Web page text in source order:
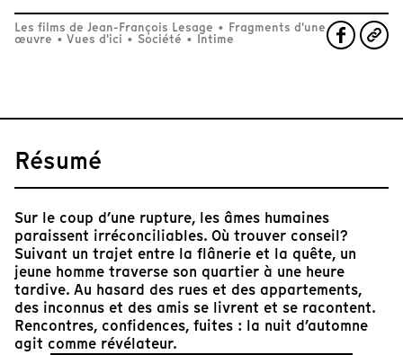
Les films de Jean-François Lesage • Fragments d'une
œuvre • Vues d'ici • Société • Intime
Résumé
Sur le coup d’une rupture, les âmes humaines
paraissent irréconciliables. Où trouver conseil?
Suivant un trajet entre la flânerie et la quête, un
jeune homme traverse son quartier à une heure
tardive. Au hasard des rues et des appartements,
des inconnus et des amis se livrent et se racontent.
Rencontres, confidences, fuites : la nuit d’automne
agit comme révélateur.